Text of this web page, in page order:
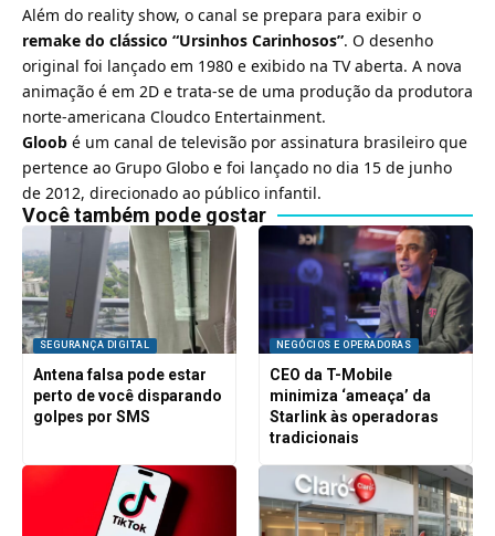
Além do reality show, o canal se prepara para exibir o
remake do clássico “Ursinhos Carinhosos”. O desenho
original foi lançado em 1980 e exibido na TV aberta. A nova
animação é em 2D e trata-se de uma produção da produtora
norte-americana Cloudco Entertainment.
Gloob é um canal de televisão por assinatura brasileiro que
pertence ao Grupo Globo e foi lançado no dia 15 de junho
de 2012, direcionado ao público infantil.
Você também pode gostar
SEGURANÇA DIGITAL
Antena falsa pode estar
perto de você disparando
golpes por SMS
NEGÓCIOS E OPERADORAS
CEO da T-Mobile
minimiza ‘ameaça’ da
Starlink às operadoras
tradicionais